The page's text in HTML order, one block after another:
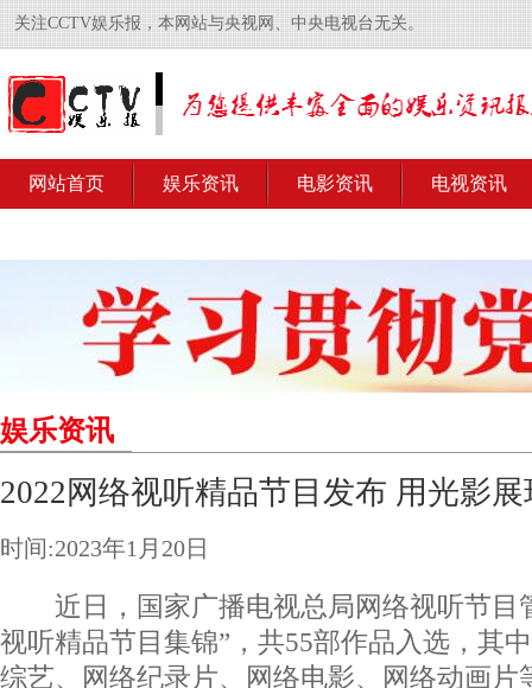
关注CCTV娱乐报，本网站与央视网、中央电视台无关。
网站首页 娱乐资讯 电影资讯 电视资讯
娱乐资讯
2022网络视听精品节目发布 用光影
时间:2023年1月20日
近日，国家广播电视总局网络视听节目
视听精品节目集锦”，共55部作品入选，其
综艺、网络纪录片、网络电影、网络动画片